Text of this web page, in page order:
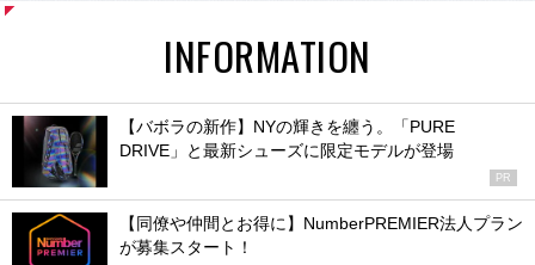
INFORMATION
【バボラの新作】NYの輝きを纏う。「PURE
DRIVE」と最新シューズに限定モデルが登場
PR
【同僚や仲間とお得に】NumberPREMIER法人プラン
が募集スタート！